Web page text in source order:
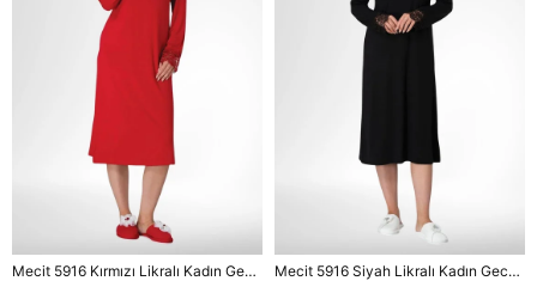
Mecit 5916 Kırmızı Likralı Kadın Gecelik Mecit 5916 Siyah Likralı Kadın Gecelik